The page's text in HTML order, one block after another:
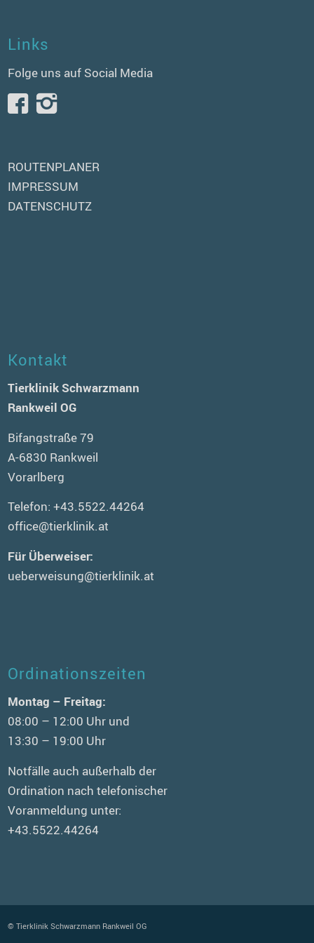
Links
Folge uns auf Social Media
ROUTENPLANER
IMPRESSUM
DATENSCHUTZ
Kontakt
Tierklinik Schwarzmann
Rankweil OG
Bifangstraße 79
A-6830 Rankweil
Vorarlberg
Telefon:+43.5522.44264
office@tierklinik.at
Für Überweiser:
ueberweisung@tierklinik.at
Ordinationszeiten
Montag – Freitag:
08:00 – 12:00 Uhr und
13:30 – 19:00 Uhr
Notfälle auch außerhalb der
Ordination nach telefonischer
Voranmeldung unter:
+43.5522.44264
© Tierklinik Schwarzmann Rankweil OG